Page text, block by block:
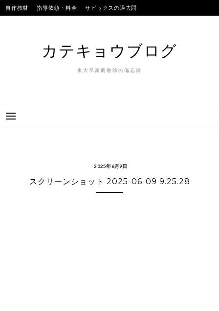
Skip
to
自作教材 指導依頼・料金 サピックスの過去問
カテキョウブログ
東大卒家庭教師の備忘録
2025年6月9日
スクリーンショット 2025-06-09 9.25.28